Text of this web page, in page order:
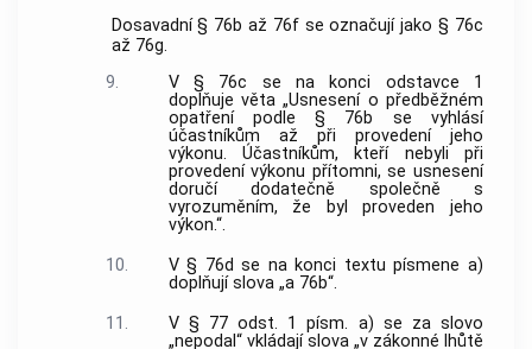
Dosavadní § 76b až 76f se označují jako § 76c
až 76g.
9.
V § 76c se na konci odstavce 1
doplňuje věta „Usnesení o předběžném
opatření podle § 76b se vyhlásí
účastníkům až při provedení jeho
výkonu. Účastníkům, kteří nebyli při
provedení výkonu přítomni, se usnesení
doručí dodatečně společně s
vyrozuměním, že byl proveden jeho
výkon.“.
10.
V § 76d se na konci textu písmene a)
doplňují slova „a 76b“.
11.
V § 77 odst. 1 písm. a) se za slovo
„nepodal“ vkládají slova „v zákonné lhůtě